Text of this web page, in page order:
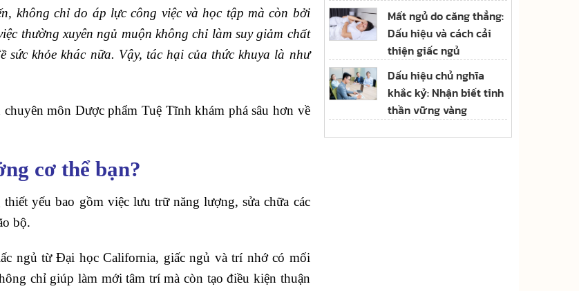
không chỉ do áp lực công việc và học tập mà còn bởi
thường xuyên ngủ muộn không chỉ làm suy giảm chất
khỏe khác nữa. Vậy, tác hại của thức khuya là như
chuyên môn Dược phẩm Tuệ Tĩnh khám phá sâu hơn về
cơ thể bạn?
yếu bao gồm việc lưu trữ năng lượng, sửa chữa các
bộ.
ngủ từ Đại học California, giấc ngủ và trí nhớ có mối
chỉ giúp làm mới tâm trí mà còn tạo điều kiện thuận
Mất ngủ do căng thẳng:
Dấu hiệu và cách cải
thiện giấc ngủ
Dấu hiệu chủ nghĩa
khắc kỷ: Nhận biết tinh
thần vững vàng